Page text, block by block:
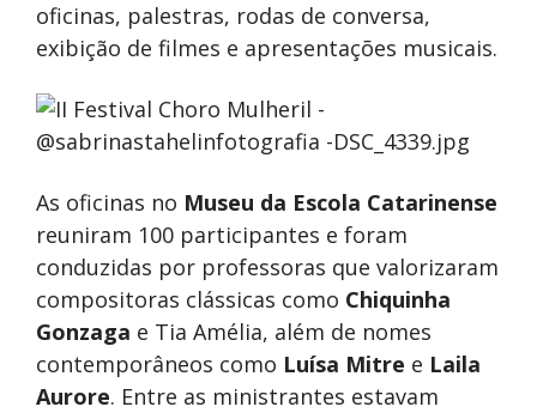
oficinas, palestras, rodas de conversa,
exibição de filmes e apresentações musicais.
As oficinas no Museu da Escola Catarinense
reuniram 100 participantes e foram
conduzidas por professoras que valorizaram
compositoras clássicas como Chiquinha
Gonzaga e Tia Amélia, além de nomes
contemporâneos como Luísa Mitre e Laila
Aurore. Entre as ministrantes estavam